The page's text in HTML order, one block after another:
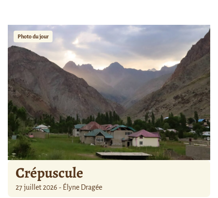
Photo du jour
Crépuscule
27 juillet 2026 - Élyne Dragée